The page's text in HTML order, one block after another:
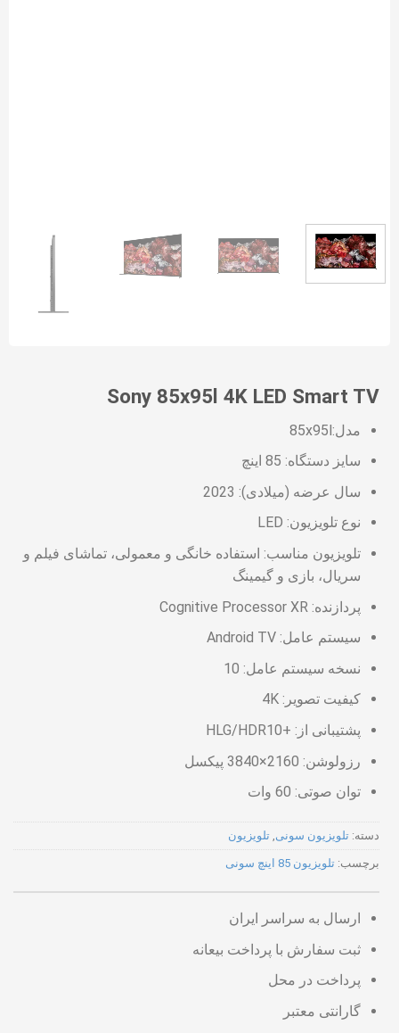
Sony 85x95l 4K LED Smart TV
مدل:85x95l
سایز دستگاه: 85 اینچ
سال عرضه (میلادی): 2023
نوع تلویزیون: LED
تلویزیون مناسب: استفاده خانگی و معمولی، تماشای فیلم و
سریال، بازی و گیمینگ
پردازنده: Cognitive Processor XR
سیستم عامل: Android TV
نسخه سیستم عامل: 10
کیفیت تصویر: 4K
پشتیبانی از: +HLG/HDR10
رزولوشن: 2160×3840 پیکسل
توان صوتی: 60 وات
دسته: تلویزیون سونی, تلویزیون
برچسب: تلویزیون 85 اینچ سونی
ارسال به سراسر ایران
ثبت سفارش با پرداخت بیعانه
پرداخت در محل
گارانتی معتبر